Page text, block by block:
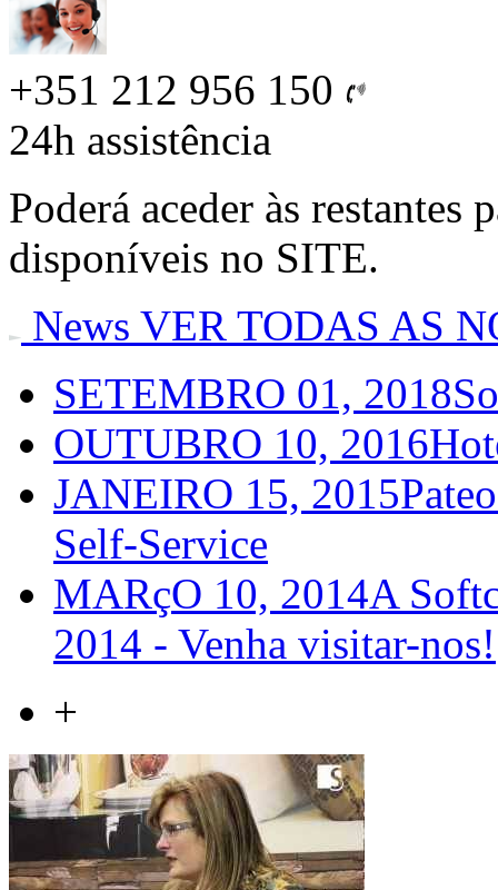
+351 212 956 150
24h assistência
Poderá aceder às restantes
disponíveis no SITE.
News VER TODAS AS
SETEMBRO 01, 2018
OUTUBRO 10, 2016
JANEIRO 15, 2015
Self-Service
MARçO 10, 2014A
2014 - Venha visitar-nos!
+